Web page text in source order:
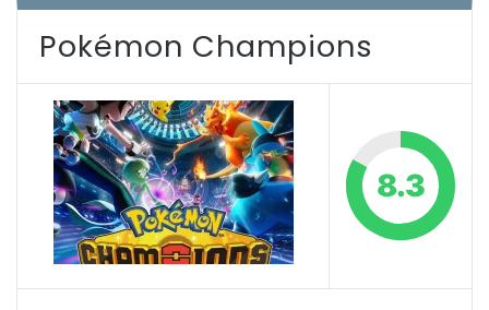
Pokémon Champions
8.3